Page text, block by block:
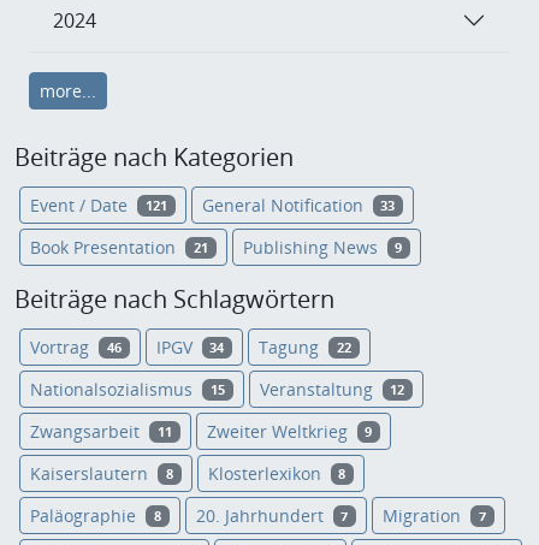
2024
more...
Beiträge nach Kategorien
Event / Date 121 General Notification 33
Book Presentation 21 Publishing News 9
Beiträge nach Schlagwörtern
Vortrag 46 IPGV 34 Tagung 22
Nationalsozialismus 15 Veranstaltung 12
Zwangsarbeit 11 Zweiter Weltkrieg 9
Kaiserslautern 8 Klosterlexikon 8
Paläographie 8 20. Jahrhundert 7 Migration 7